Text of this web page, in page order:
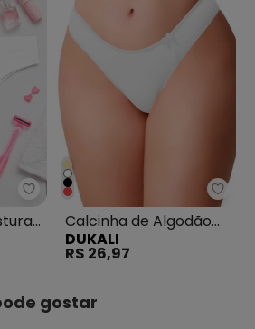
Dukali - Calcinha sem Costura
Calcinha de Algodão
Básica Tanga Branco
DUKALI
R$ 26,97
gostar